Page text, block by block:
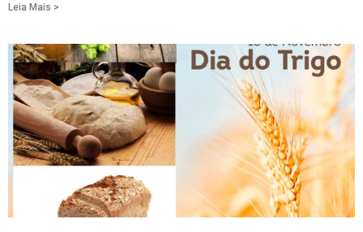
Leia Mais >